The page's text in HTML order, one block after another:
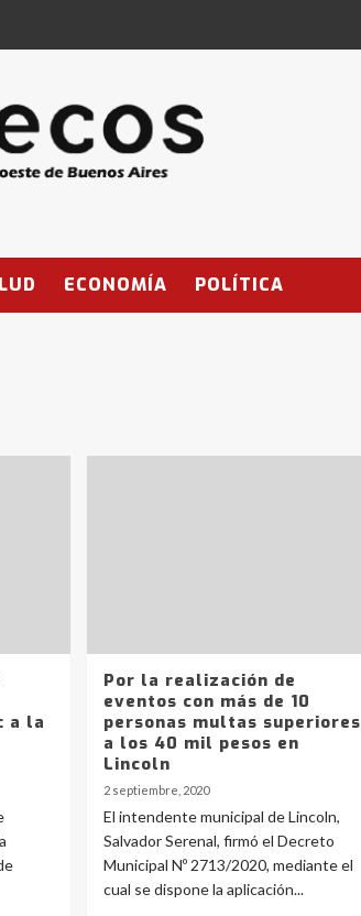
ECONOMÍA POLÍTICA
a la
Por la realización de
eventos con más de 10
personas multas superiores
a los 40 mil pesos en
Lincoln
2 septiembre, 2020
El intendente municipal de Lincoln,
Salvador Serenal, firmó el Decreto
Municipal Nº 2713/2020, mediante el
cual se dispone la aplicación...